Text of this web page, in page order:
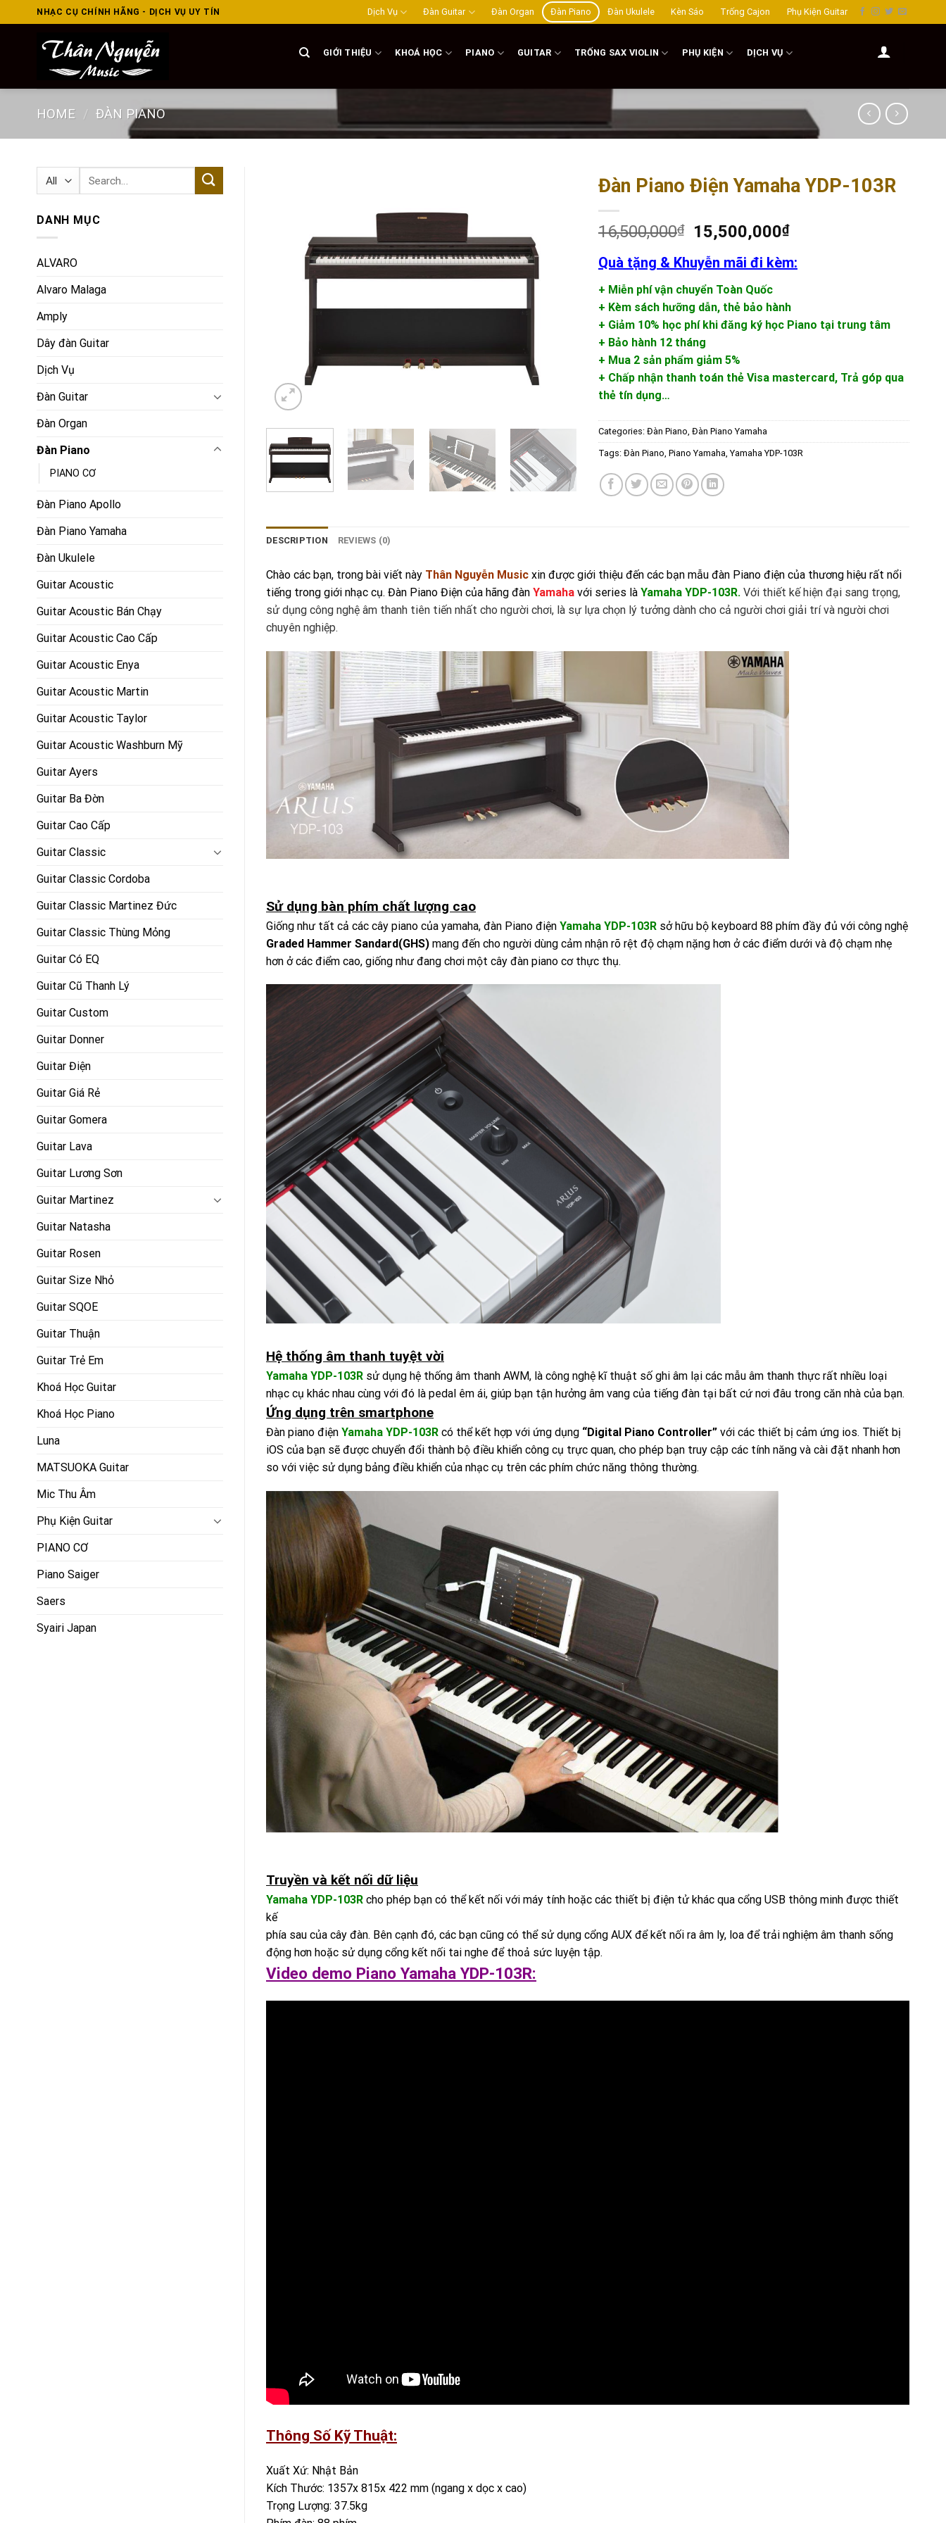
to
NHẠC CỤ CHÍNH HÃNG - DỊCH VỤ UY TÍN Dịch Vụ Đàn Guitar Đàn Organ Đàn Piano Đàn Ukulele Kèn Sáo Trống Cajon Phụ Kiện Guitar
GIỚI THIỆU KHOÁ HỌC PIANO GUITAR TRỐNG SAX VIOLIN PHỤ KIỆN DỊCH VỤ
HOME / ĐÀN PIANO
Search
DANH MỤC
ALVARO
Alvaro Malaga
Amply
Dây đàn Guitar
Dịch Vụ
Đàn Guitar
Đàn Organ
Đàn Piano
PIANO CƠ
Đàn Piano Apollo
Đàn Piano Yamaha
Đàn Ukulele
Guitar Acoustic
Guitar Acoustic Bán Chạy
Guitar Acoustic Cao Cấp
Guitar Acoustic Enya
Guitar Acoustic Martin
Guitar Acoustic Taylor
Guitar Acoustic Washburn Mỹ
Guitar Ayers
Guitar Ba Đờn
Guitar Cao Cấp
Guitar Classic
Guitar Classic Cordoba
Guitar Classic Martinez Đức
Guitar Classic Thùng Mỏng
Guitar Có EQ
Guitar Cũ Thanh Lý
Guitar Custom
Guitar Donner
Guitar Điện
Guitar Giá Rẻ
Guitar Gomera
Guitar Lava
Guitar Lương Sơn
Guitar Martinez
Guitar Natasha
Guitar Rosen
Guitar Size Nhỏ
Guitar SQOE
Guitar Thuận
Guitar Trẻ Em
Khoá Học Guitar
Khoá Học Piano
Luna
MATSUOKA Guitar
Mic Thu Âm
Phụ Kiện Guitar
PIANO CƠ
Piano Saiger
Saers
Syairi Japan
Đàn Piano Điện Yamaha YDP-103R
16,500,000₫ 15,500,000₫
Quà tặng & Khuyễn mãi đi kèm:
+ Miễn phí vận chuyển Toàn Quốc
+ Kèm sách hưỡng dẫn, thẻ bảo hành
+ Giảm 10% học phí khi đăng ký học Piano tại trung tâm
+ Bảo hành 12 tháng
+ Mua 2 sản phẩm giảm 5%
+ Chấp nhận thanh toán thẻ Visa mastercard, Trả góp qua
thẻ tín dụng…
Categories: Đàn Piano, Đàn Piano Yamaha
Tags: Đàn Piano, Piano Yamaha, Yamaha YDP-103R
DESCRIPTION REVIEWS (0)
Chào các bạn, trong bài viết này Thân Nguyễn Music xin được giới thiệu đến các bạn mẫu đàn Piano điện của thương hiệu rất nổi
tiếng trong giới nhạc cụ. Đàn Piano Điện của hãng đàn Yamaha với series là Yamaha YDP-103R. Với thiết kế hiện đại sang trọng,
sử dụng công nghệ âm thanh tiên tiến nhất cho người chơi, là sự lựa chọn lý tưởng dành cho cả người chơi giải trí và người chơi
chuyên nghiệp.
Sử dụng bàn phím chất lượng cao
Giống như tất cả các cây piano của yamaha, đàn Piano điện Yamaha YDP-103R sở hữu bộ keyboard 88 phím đầy đủ với công nghệ
Graded Hammer Sandard(GHS) mang đến cho người dùng cảm nhận rõ rệt độ chạm nặng hơn ở các điểm dưới và độ chạm nhẹ
hơn ở các điểm cao, giống như đang chơi một cây đàn piano cơ thực thụ.
Hệ thống âm thanh tuyệt vời
Yamaha YDP-103R sử dụng hệ thống âm thanh AWM, là công nghệ kĩ thuật số ghi âm lại các mẫu âm thanh thực rất nhiều loại
nhạc cụ khác nhau cùng với đó là pedal êm ái, giúp bạn tận hưởng âm vang của tiếng đàn tại bất cứ nơi đâu trong căn nhà của bạn.
Ứng dụng trên smartphone
Đàn piano điện Yamaha YDP-103R có thể kết hợp với ứng dụng “Digital Piano Controller” với các thiết bị cảm ứng ios. Thiết bị
iOS của bạn sẽ được chuyển đổi thành bộ điều khiển công cụ trực quan, cho phép bạn truy cập các tính năng và cài đặt nhanh hơn
so với việc sử dụng bảng điều khiển của nhạc cụ trên các phím chức năng thông thường.
Truyền và kết nối dữ liệu
Yamaha YDP-103R cho phép bạn có thể kết nối với máy tính hoặc các thiết bị điện tử khác qua cổng USB thông minh được thiết
kế
phía sau của cây đàn. Bên cạnh đó, các bạn cũng có thể sử dụng cổng AUX để kết nối ra âm ly, loa để trải nghiệm âm thanh sống
động hơn hoặc sử dụng cổng kết nối tai nghe để thoả sức luyện tập.
Video demo Piano Yamaha YDP-103R:
Thông Số Kỹ Thuật:
Xuất Xứ: Nhật Bản
Kích Thước: 1357x 815x 422 mm (ngang x dọc x cao)
Trọng Lượng: 37.5kg